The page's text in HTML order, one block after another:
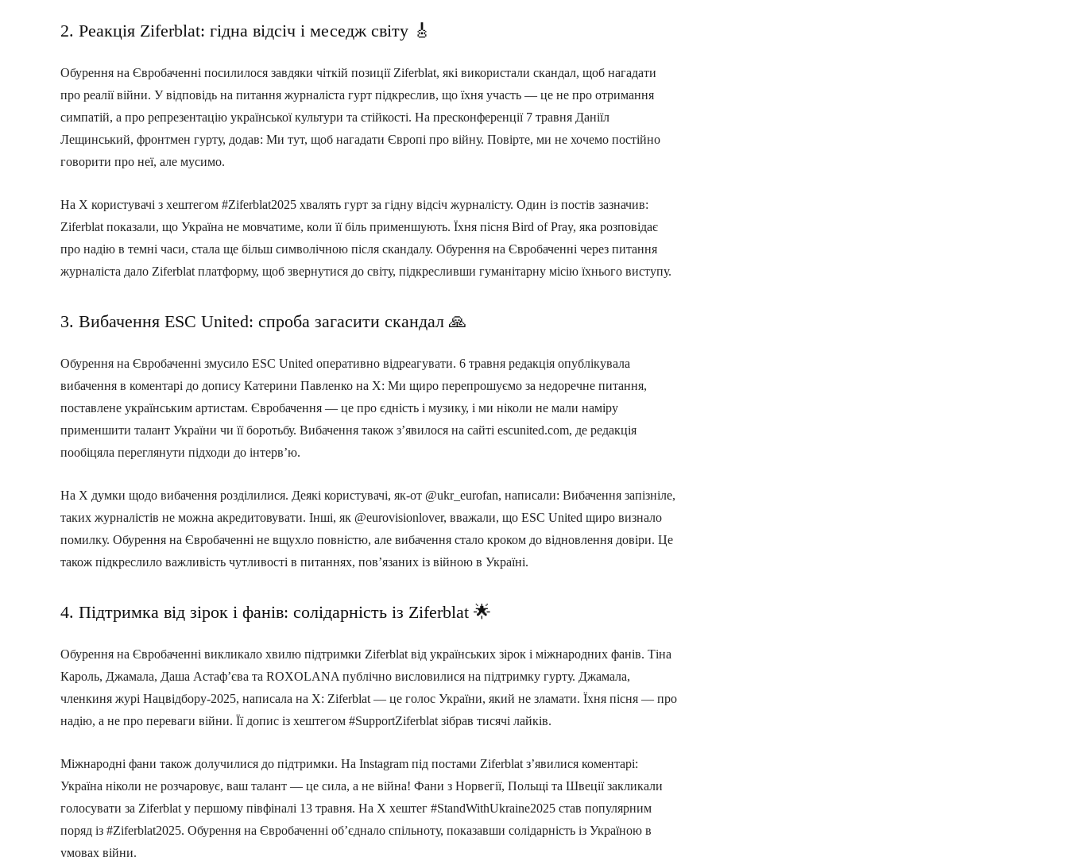
2. Реакція Ziferblat: гідна відсіч і меседж світу 🎸
Обурення на Євробаченні посилилося завдяки чіткій позиції Ziferblat, які використали скандал, щоб нагадати
про реалії війни. У відповідь на питання журналіста гурт підкреслив, що їхня участь — це не про отримання
симпатій, а про репрезентацію української культури та стійкості. На пресконференції 7 травня Даніїл
Лещинський, фронтмен гурту, додав: Ми тут, щоб нагадати Європі про війну. Повірте, ми не хочемо постійно
говорити про неї, але мусимо.
На X користувачі з хештегом #Ziferblat2025 хвалять гурт за гідну відсіч журналісту. Один із постів зазначив:
Ziferblat показали, що Україна не мовчатиме, коли її біль применшують. Їхня пісня Bird of Pray, яка розповідає
про надію в темні часи, стала ще більш символічною після скандалу. Обурення на Євробаченні через питання
журналіста дало Ziferblat платформу, щоб звернутися до світу, підкресливши гуманітарну місію їхнього виступу.
3. Вибачення ESC United: спроба загасити скандал 🙏
Обурення на Євробаченні змусило ESC United оперативно відреагувати. 6 травня редакція опублікувала
вибачення в коментарі до допису Катерини Павленко на X: Ми щиро перепрошуємо за недоречне питання,
поставлене українським артистам. Євробачення — це про єдність і музику, і ми ніколи не мали наміру
применшити талант України чи її боротьбу. Вибачення також з’явилося на сайті escunited.com, де редакція
пообіцяла переглянути підходи до інтерв’ю.
На X думки щодо вибачення розділилися. Деякі користувачі, як-от @ukr_eurofan, написали: Вибачення запізніле,
таких журналістів не можна акредитовувати. Інші, як @eurovisionlover, вважали, що ESC United щиро визнало
помилку. Обурення на Євробаченні не вщухло повністю, але вибачення стало кроком до відновлення довіри. Це
також підкреслило важливість чутливості в питаннях, пов’язаних із війною в Україні.
4. Підтримка від зірок і фанів: солідарність із Ziferblat 🌟
Обурення на Євробаченні викликало хвилю підтримки Ziferblat від українських зірок і міжнародних фанів. Тіна
Кароль, Джамала, Даша Астаф’єва та ROXOLANA публічно висловилися на підтримку гурту. Джамала,
членкиня журі Нацвідбору-2025, написала на X: Ziferblat — це голос України, який не зламати. Їхня пісня — про
надію, а не про переваги війни. Її допис із хештегом #SupportZiferblat зібрав тисячі лайків.
Міжнародні фани також долучилися до підтримки. На Instagram під постами Ziferblat з’явилися коментарі:
Україна ніколи не розчаровує, ваш талант — це сила, а не війна! Фани з Норвегії, Польщі та Швеції закликали
голосувати за Ziferblat у першому півфіналі 13 травня. На X хештег #StandWithUkraine2025 став популярним
поряд із #Ziferblat2025. Обурення на Євробаченні об’єднало спільноту, показавши солідарність із Україною в
умовах війни.